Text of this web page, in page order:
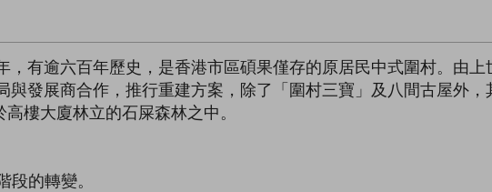
有逾六百年歷史，是香港市區碩果僅存的原居民中式圍村。由
發展商合作，推行重建方案，除了「圍村三寶」及八間古屋外
樓大廈林立的石屎森林之中。
的轉變。